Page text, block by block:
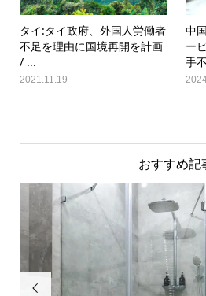
タイ:タイ政府、外国人労働者
不足を理由に国境再開を計画
/ ...
2021.11.19
中
ー
手
おすすめ記
